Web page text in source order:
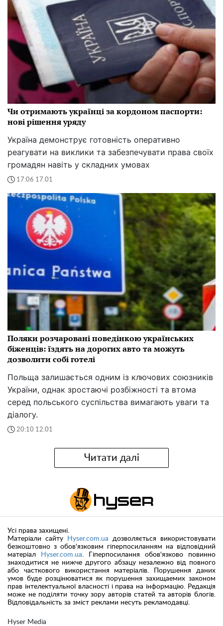
Чи отримають українці за кордоном паспорти:
нові рішення уряду
Україна демонструє готовність оперативно
реагувати на виклики та забезпечувати права своїх
громадян навіть у складних умовах
17:06 17.01
Поляки розчаровані поведінкою українських
біженців: їздять на дорогих авто та можуть
дозволити собі готелі
Польща залишається одним із ключових союзників
України, однак зростаючі розбіжності та втома
серед польського суспільства вимагають уваги та
діалогу.
20:10 12.01
Читати далі
Hyser Media
Усі права захищені.
Матеріали сайту
Hyser.com.ua дозволяється використовувати
безкоштовно з обов'язковим гіперпосиланням на відповідний
матеріал
Hyser.com.ua. Гіперпосилання обов'язково повинно
знаходитися не нижче другого абзацу незалежно від повного
або часткового використання матеріалів. Порушення даних
умов буде розцінюватися як порушення захищаемих законом
прав інтелектуальної власності і права на інформацію. Редакція
може не поділяти точку зору авторів статей та авторів блогів.
Відповідальність за зміст реклами несуть рекламодавці.